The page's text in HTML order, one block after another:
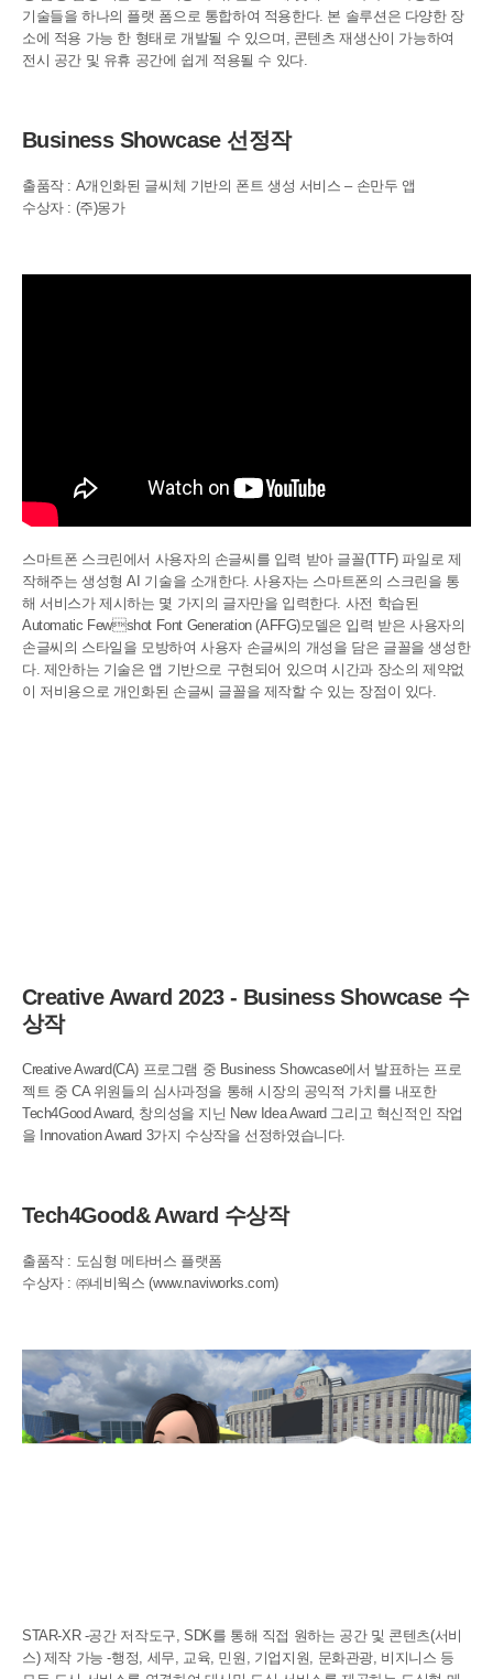
기술들을 하나의 플랫 폼으로 통합하여 적용한다. 본 솔루션은 다양한 장
소에 적용 가능 한 형태로 개발될 수 있으며, 콘텐츠 재생산이 가능하여
전시 공간 및 유휴 공간에 쉽게 적용될 수 있다.
Business Showcase 선정작
출품작 : A개인화된 글씨체 기반의 폰트 생성 서비스 – 손만두 앱
수상자 : (주)몽가
스마트폰 스크린에서 사용자의 손글씨를 입력 받아 글꼴(TTF) 파일로 제
작해주는 생성형 AI 기술을 소개한다. 사용자는 스마트폰의 스크린을 통
해 서비스가 제시하는 몇 가지의 글자만을 입력한다. 사전 학습된
Automatic Fewshot Font Generation (AFFG)모델은 입력 받은 사용자의
손글씨의 스타일을 모방하여 사용자 손글씨의 개성을 담은 글꼴을 생성한
다. 제안하는 기술은 앱 기반으로 구현되어 있으며 시간과 장소의 제약없
이 저비용으로 개인화된 손글씨 글꼴을 제작할 수 있는 장점이 있다.
Creative Award 2023 - Business Showcase 수
상작
Creative Award(CA) 프로그램 중 Business Showcase에서 발표하는 프로
젝트 중 CA 위원들의 심사과정을 통해 시장의 공익적 가치를 내포한
Tech4Good Award, 창의성을 지닌 New Idea Award 그리고 혁신적인 작업
을 Innovation Award 3가지 수상작을 선정하였습니다.
Tech4Good& Award 수상작
출품작 : 도심형 메타버스 플랫폼
수상자 : ㈜네비웍스(www.naviworks.com)
STAR-XR -공간 저작도구, SDK를 통해 직접 원하는 공간 및 콘텐츠(서비
스) 제작 가능 -행정, 세무, 교육, 민원, 기업지원, 문화관광, 비지니스 등